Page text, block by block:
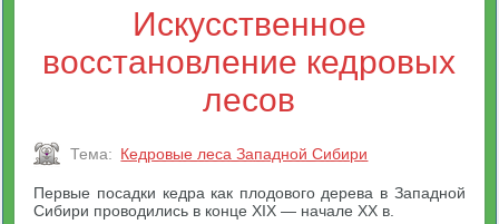
Искусственное
восстановление кедровых
лесов
Тема: Кедровые леса Западной Сибири
Первые посадки кедра как плодового дерева в Западной
Сибири проводились в конце XIX — начале XX в.